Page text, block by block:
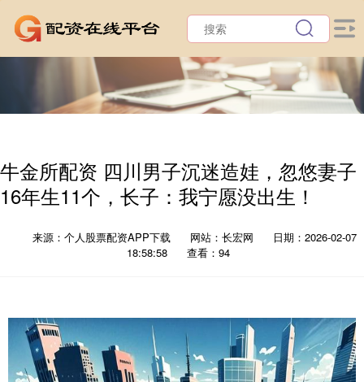
牛金所配资 四川男子沉迷造娃，忽悠妻子
16年生11个，长子：我宁愿没出生！
来源：个人股票配资APP下载 网站：长宏网
日期：2026-02-07
18:58:58
查看：94